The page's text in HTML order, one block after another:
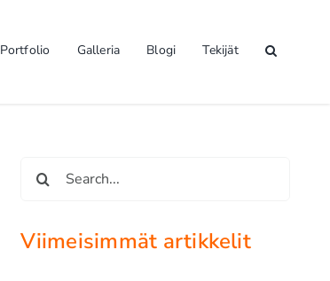
Portfolio Galleria Blogi Tekijät
Etsi
Viimeisimmät artikkelit